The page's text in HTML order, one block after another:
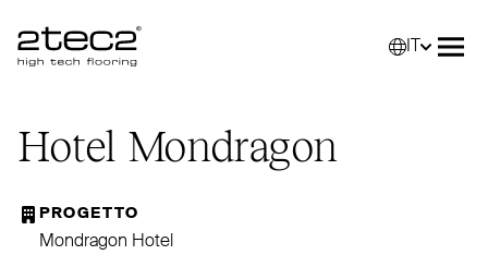
Primary
Hotel Mondragon
PROGETTO
Mondragon Hotel